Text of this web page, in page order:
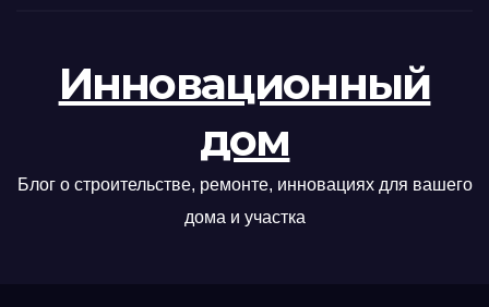
Инновационный
дом
Блог о строительстве, ремонте, инновациях для вашего
дома и участка